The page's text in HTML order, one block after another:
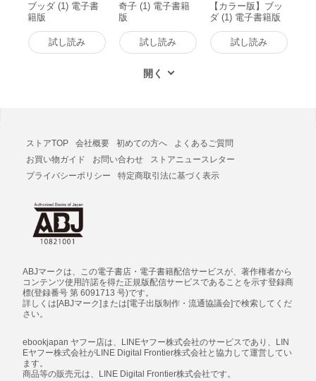
ブッダ (1) 電子書
籍版
試し読み
奇子 (1) 電子書籍
版
試し読み
【カラー版】ブッ
ダ (1) 電子書籍版
試し読み
ストアTOP 会社概要 初めての方へ
よくあるご質問
お買い物ガイド
お問い合わせ
ストアニュースレター
プライバシーポリシー
特定商取引法に基づく表示
ABJマークは、この電子書店・電子書籍配信サービスが、著作権者から
コンテンツ使用許諾を得た正規版配信サービスであることを示す登録商
標(登録番号 第 6091713 号)です。
詳しくは[ABJマーク]または[電子出版制作・流通協議会]で検索してくだ
さい。
ebookjapan ヤフー店は、LINEヤフー株式会社のサービスであり、LIN
Eヤフー株式会社がLINE Digital Frontier株式会社と協力して運営してい
ます。
商品等の販売元は、LINE Digital Frontier株式会社です。